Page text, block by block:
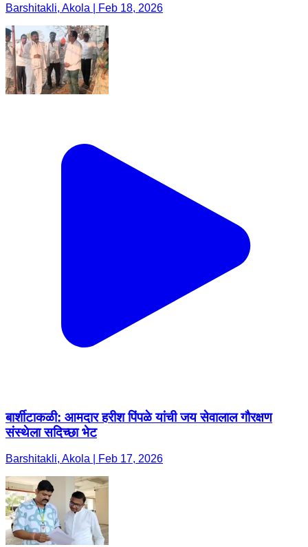
Barshitakli, Akola | Feb 18, 2026
बार्शीटाकळी: आमदार हरीश पिंपळे यांची जय सेवालाल गौरक्षण
संस्थेला सदिच्छा भेट
Barshitakli, Akola | Feb 17, 2026